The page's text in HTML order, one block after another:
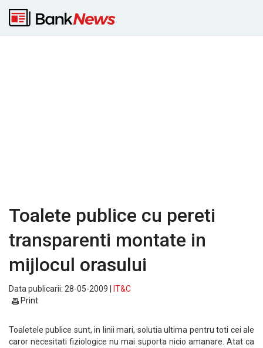
Toalete publice cu pereti
transparenti montate in
mijlocul orasului
Data publicarii: 28-05-2009 |
IT&C
Print
Toaletele publice sunt, in linii mari, solutia ultima pentru toti cei ale
caror necesitati fiziologice nu mai suporta nicio amanare. Atat ca